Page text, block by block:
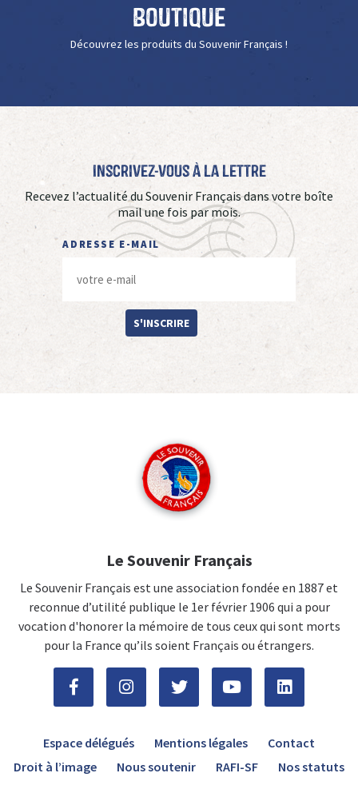
Boutique
Découvrez les produits du Souvenir Français !
Inscrivez-vous à La Lettre
Recevez l’actualité du Souvenir Français dans votre boîte
mail une fois par mois.
ADRESSE E-MAIL
S'INSCRIRE
Le Souvenir Français
Le Souvenir Français est une association fondée en 1887 et
reconnue d’utilité publique le 1er février 1906 qui a pour
vocation d'honorer la mémoire de tous ceux qui sont morts
pour la France qu’ils soient Français ou étrangers.
Espace délégués Mentions légales
Contact
Droit à l’image
Nous soutenir RAFI-SF Nos statuts